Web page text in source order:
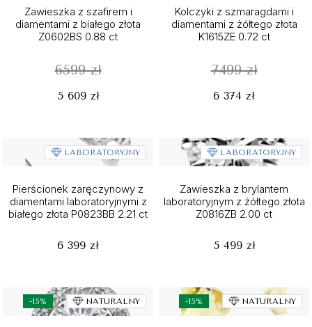
Zawieszka z szafirem i
diamentami z białego złota
Z0602BS 0.88 ct
6599 zł
5 609 zł
Kolczyki z szmaragdami i
diamentami z żółtego złota
K1615ZE 0.72 ct
7499 zł
6 374 zł
LABORATORYJNY
Pierścionek zaręczynowy z
diamentami laboratoryjnymi z
białego złota P0823BB 2.21 ct
6 399 zł
LABORATORYJNY
Zawieszka z brylantem
laboratoryjnym z żółtego złota
Z0816ZB 2.00 ct
5 499 zł
-15% NATURALNY -15% NATURALNY